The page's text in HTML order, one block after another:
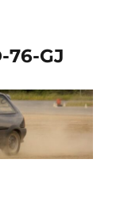
76-GJ